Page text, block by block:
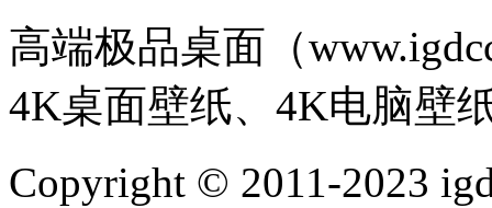
高端极品桌面（
4K桌面壁纸、4K电脑壁
Copyright © 2011-2023